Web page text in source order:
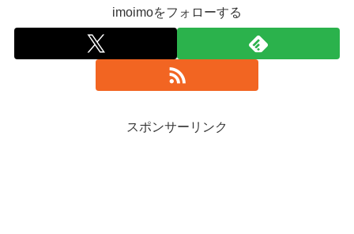
imoimoをフォローする
スポンサーリンク